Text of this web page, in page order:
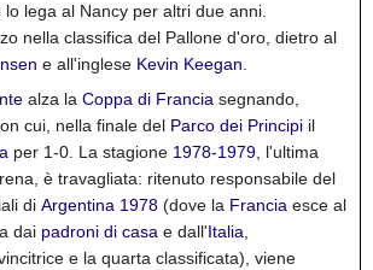
lo lega al Nancy per altri due anni.
nella classifica del Pallone d'oro, dietro al
e all'inglese Kevin Keegan.
alza la Coppa di Francia segnando,
cui, nella finale del Parco dei Principi il
per 1-0. La stagione 1978-1979, l'ultima
è travagliata: ritenuto responsabile del
di Argentina 1978 (dove la Francia esce al
dai padroni di casa e dall'Italia,
e la quarta classificata), viene